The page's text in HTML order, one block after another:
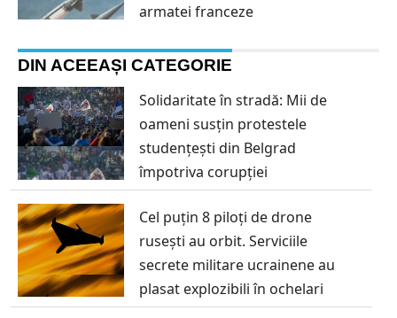
armatei franceze
DIN ACEEAȘI CATEGORIE
Solidaritate în stradă: Mii de
oameni susțin protestele
studențești din Belgrad
împotriva corupției
Cel puțin 8 piloți de drone
rusești au orbit. Serviciile
secrete militare ucrainene au
plasat explozibili în ochelari